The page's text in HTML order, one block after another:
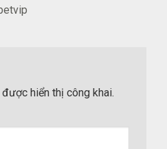
hiển thị công khai.